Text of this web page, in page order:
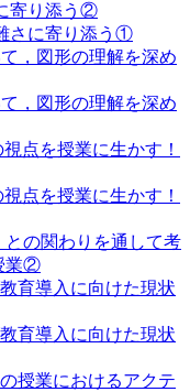
寄り添う②
さに寄り添う①
て，図形の理解を深め
て，図形の理解を深め
点を授業に生かす！
点を授業に生かす！
の関わりを通して考
業②
育導入に向けた現状
育導入に向けた現状
授業におけるアクテ